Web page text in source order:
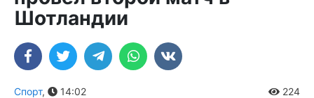
Шотландии
Спорт, 14:02 224